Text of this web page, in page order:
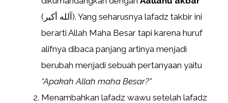
(آلله أكبر). Yang seharusnya lafadz takbir ini
berarti Allah Maha Besar tapi karena huruf
alifnya dibaca panjang artinya menjadi
berubah menjadi sebuah pertanyaan yaitu
“Apakah Allah maha Besar?”
Menambahkan lafadz wawu setelah lafadz